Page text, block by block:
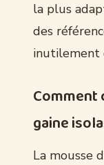
la plus
des
inutilement
Comment
gaine
La mousse